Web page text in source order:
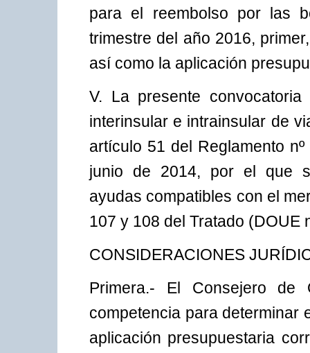
para el reembolso por las
trimestre del año 2016,
así como la aplicación
V. La presente
interinsular e intrainsular de
artículo 51 del Reglamento
junio de 2014, por el que
ayudas compatibles con el
107 y 108 del Tratado (DOUE
CONSIDERACIONES
Primera.- El Consejero de
competencia para determinar
aplicación presupuestaria